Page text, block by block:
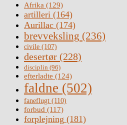
Afrika (129)
artilleri (164)
Aurillac (174)
brevveksling (236)
civile (107)
desertør (228)
disciplin (96)
efterladte (124)
faldne (502)
faneflugt (110)
forbud (117)
forplejning (181)